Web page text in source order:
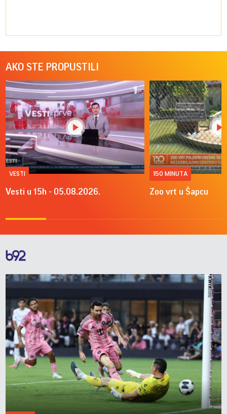
AKO STE PROPUSTILI
VESTI
Vesti u 15h - 05.08.2026.
150 MINUTA
Zoo vrt u Šapcu